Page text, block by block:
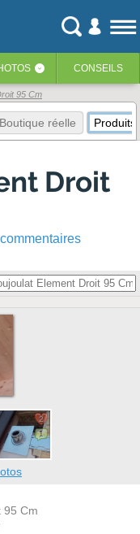
‹ CONSEILS
95 Cm
Boutique réelle Produits
Droit
2
1
95 Cm